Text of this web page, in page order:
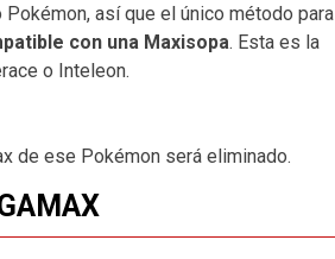
así que el único método para
con una Maxisopa. Esta es la
o Inteleon.
de ese Pokémon será eliminado.